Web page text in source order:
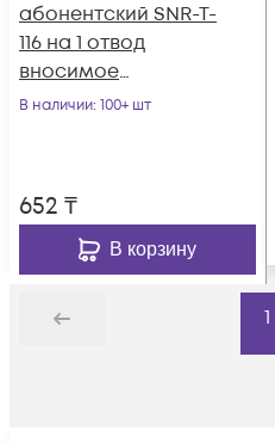
абонентский SNR-T-
116 на 1 отвод
вносимое
затухание IN-TAP
В наличии: 100+ шт
652 ₸
В корзину
Назад
1